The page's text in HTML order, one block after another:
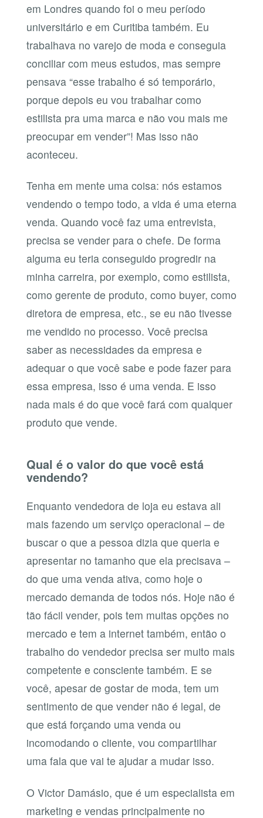
em Londres quando foi o meu período
universitário e em Curitiba também. Eu
trabalhava no varejo de moda e conseguia
conciliar com meus estudos, mas sempre
pensava “esse trabalho é só temporário,
porque depois eu vou trabalhar como
estilista pra uma marca e não vou mais me
preocupar em vender”! Mas isso não
aconteceu.
Tenha em mente uma coisa: nós estamos
vendendo o tempo todo, a vida é uma eterna
venda. Quando você faz uma entrevista,
precisa se vender para o chefe. De forma
alguma eu teria conseguido progredir na
minha carreira, por exemplo, como estilista,
como gerente de produto, como buyer, como
diretora de empresa, etc., se eu não tivesse
me vendido no processo. Você precisa
saber as necessidades da empresa e
adequar o que você sabe e pode fazer para
essa empresa, isso é uma venda. E isso
nada mais é do que você fará com qualquer
produto que vende.
Qual é o valor do que você está
vendendo?
Enquanto vendedora de loja eu estava ali
mais fazendo um serviço operacional – de
buscar o que a pessoa dizia que queria e
apresentar no tamanho que ela precisava –
do que uma venda ativa, como hoje o
mercado demanda de todos nós. Hoje não é
tão fácil vender, pois tem muitas opções no
mercado e tem a internet também, então o
trabalho do vendedor precisa ser muito mais
competente e consciente também. E se
você, apesar de gostar de moda, tem um
sentimento de que vender não é legal, de
que está forçando uma venda ou
incomodando o cliente, vou compartilhar
uma fala que vai te ajudar a mudar isso.
O Victor Damásio, que é um especialista em
marketing e vendas principalmente no